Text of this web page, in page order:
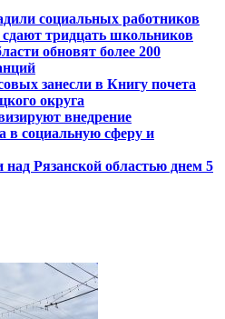
социальных работников
тридцать школьников
обновят более 200
занесли в Книгу почета
округа
внедрение
в социальную сферу и
Рязанской областью днем 5